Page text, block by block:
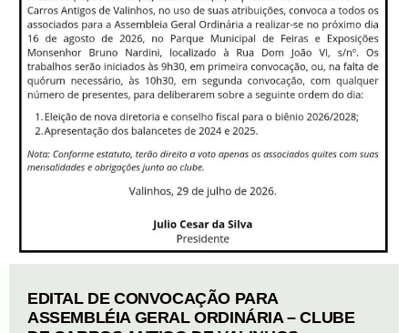
EDITAL DE CONVOCAÇÃO PARA
ASSEMBLÉIA GERAL ORDINÁRIA – CLUBE